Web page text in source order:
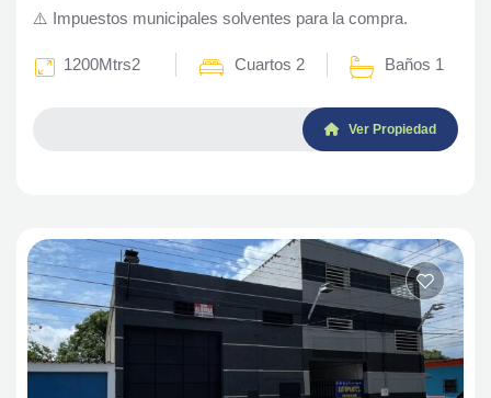
⚠️ Impuestos municipales solventes para la compra.
1200Mtrs2 Cuartos 2 Baños 1
Ver Propiedad